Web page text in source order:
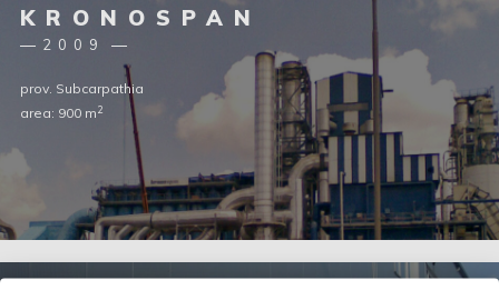
KRONOSPAN
2009
prov. Subcarpathia
area: 900 m2